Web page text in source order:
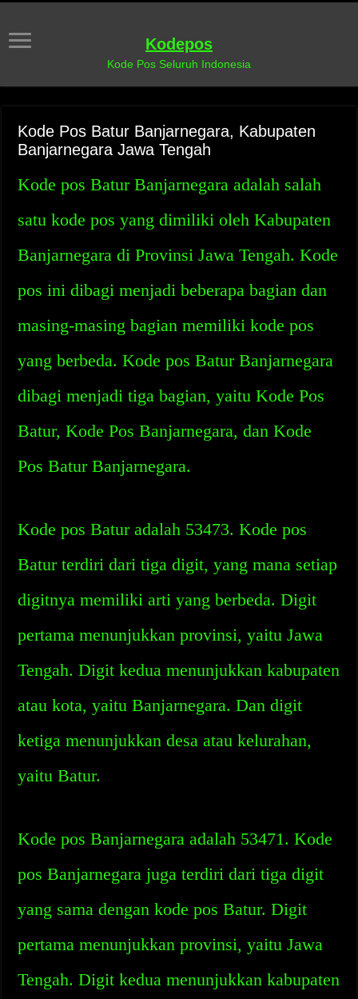
Kodepos
Kode Pos Seluruh Indonesia
Kode Pos Batur Banjarnegara, Kabupaten
Banjarnegara Jawa Tengah
Kode pos Batur Banjarnegara adalah salah
satu kode pos yang dimiliki oleh Kabupaten
Banjarnegara di Provinsi Jawa Tengah. Kode
pos ini dibagi menjadi beberapa bagian dan
masing-masing bagian memiliki kode pos
yang berbeda. Kode pos Batur Banjarnegara
dibagi menjadi tiga bagian, yaitu Kode Pos
Batur, Kode Pos Banjarnegara, dan Kode
Pos Batur Banjarnegara.
Kode pos Batur adalah 53473. Kode pos
Batur terdiri dari tiga digit, yang mana setiap
digitnya memiliki arti yang berbeda. Digit
pertama menunjukkan provinsi, yaitu Jawa
Tengah. Digit kedua menunjukkan kabupaten
atau kota, yaitu Banjarnegara. Dan digit
ketiga menunjukkan desa atau kelurahan,
yaitu Batur.
Kode pos Banjarnegara adalah 53471. Kode
pos Banjarnegara juga terdiri dari tiga digit
yang sama dengan kode pos Batur. Digit
pertama menunjukkan provinsi, yaitu Jawa
Tengah. Digit kedua menunjukkan kabupaten